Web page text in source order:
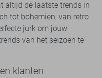
altijd de laatste trends in
tot bohemien, van retro
jurk om jouw
van het seizoen te
klanten